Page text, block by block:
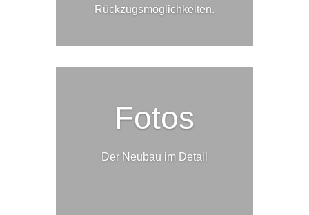
Rückzugsmöglichkeiten.
Fotos
Der Neubau im Detail